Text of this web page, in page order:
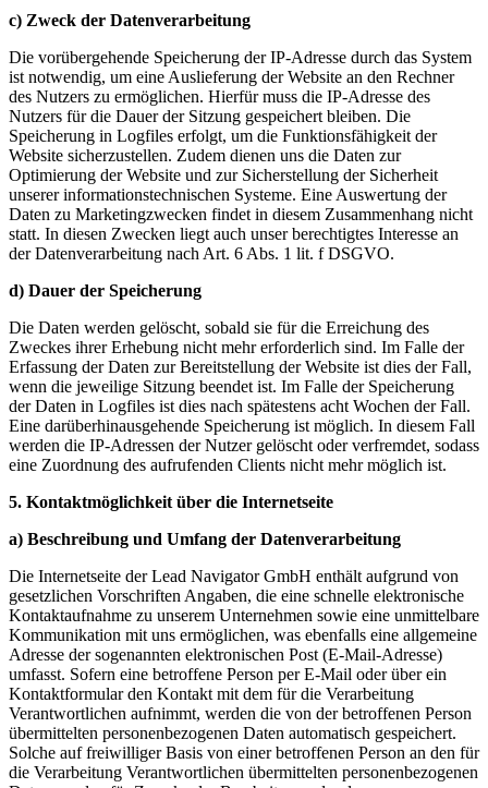
c) Zweck der Datenverarbeitung
Die vorübergehende Speicherung der IP-Adresse durch das System
ist notwendig, um eine Auslieferung der Website an den Rechner
des Nutzers zu ermöglichen. Hierfür muss die IP-Adresse des
Nutzers für die Dauer der Sitzung gespeichert bleiben. Die
Speicherung in Logfiles erfolgt, um die Funktionsfähigkeit der
Website sicherzustellen. Zudem dienen uns die Daten zur
Optimierung der Website und zur Sicherstellung der Sicherheit
unserer informationstechnischen Systeme. Eine Auswertung der
Daten zu Marketingzwecken findet in diesem Zusammenhang nicht
statt. In diesen Zwecken liegt auch unser berechtigtes Interesse an
der Datenverarbeitung nach Art. 6 Abs. 1 lit. f DSGVO.
d) Dauer der Speicherung
Die Daten werden gelöscht, sobald sie für die Erreichung des
Zweckes ihrer Erhebung nicht mehr erforderlich sind. Im Falle der
Erfassung der Daten zur Bereitstellung der Website ist dies der Fall,
wenn die jeweilige Sitzung beendet ist. Im Falle der Speicherung
der Daten in Logfiles ist dies nach spätestens acht Wochen der Fall.
Eine darüberhinausgehende Speicherung ist möglich. In diesem Fall
werden die IP-Adressen der Nutzer gelöscht oder verfremdet, sodass
eine Zuordnung des aufrufenden Clients nicht mehr möglich ist.
5. Kontaktmöglichkeit über die Internetseite
a) Beschreibung und Umfang der Datenverarbeitung
Die Internetseite der Lead Navigator GmbH enthält aufgrund von
gesetzlichen Vorschriften Angaben, die eine schnelle elektronische
Kontaktaufnahme zu unserem Unternehmen sowie eine unmittelbare
Kommunikation mit uns ermöglichen, was ebenfalls eine allgemeine
Adresse der sogenannten elektronischen Post (E-Mail-Adresse)
umfasst. Sofern eine betroffene Person per E-Mail oder über ein
Kontaktformular den Kontakt mit dem für die Verarbeitung
Verantwortlichen aufnimmt, werden die von der betroffenen Person
übermittelten personenbezogenen Daten automatisch gespeichert.
Solche auf freiwilliger Basis von einer betroffenen Person an den für
die Verarbeitung Verantwortlichen übermittelten personenbezogenen